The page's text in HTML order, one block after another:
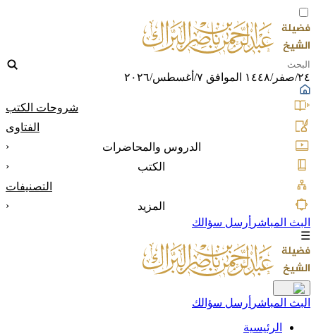
٢٤/صفر/١٤٤٨ الموافق ٧/أغسطس/٢٠٢٦
شروحات الكتب
الفتاوى
الدروس والمحاضرات
‹
الكتب
‹
التصنيفات
المزيد
‹
البث المباشر أرسل سؤالك
☰
البث المباشر أرسل سؤالك
الرئيسية